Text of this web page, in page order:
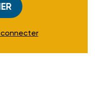
connecter